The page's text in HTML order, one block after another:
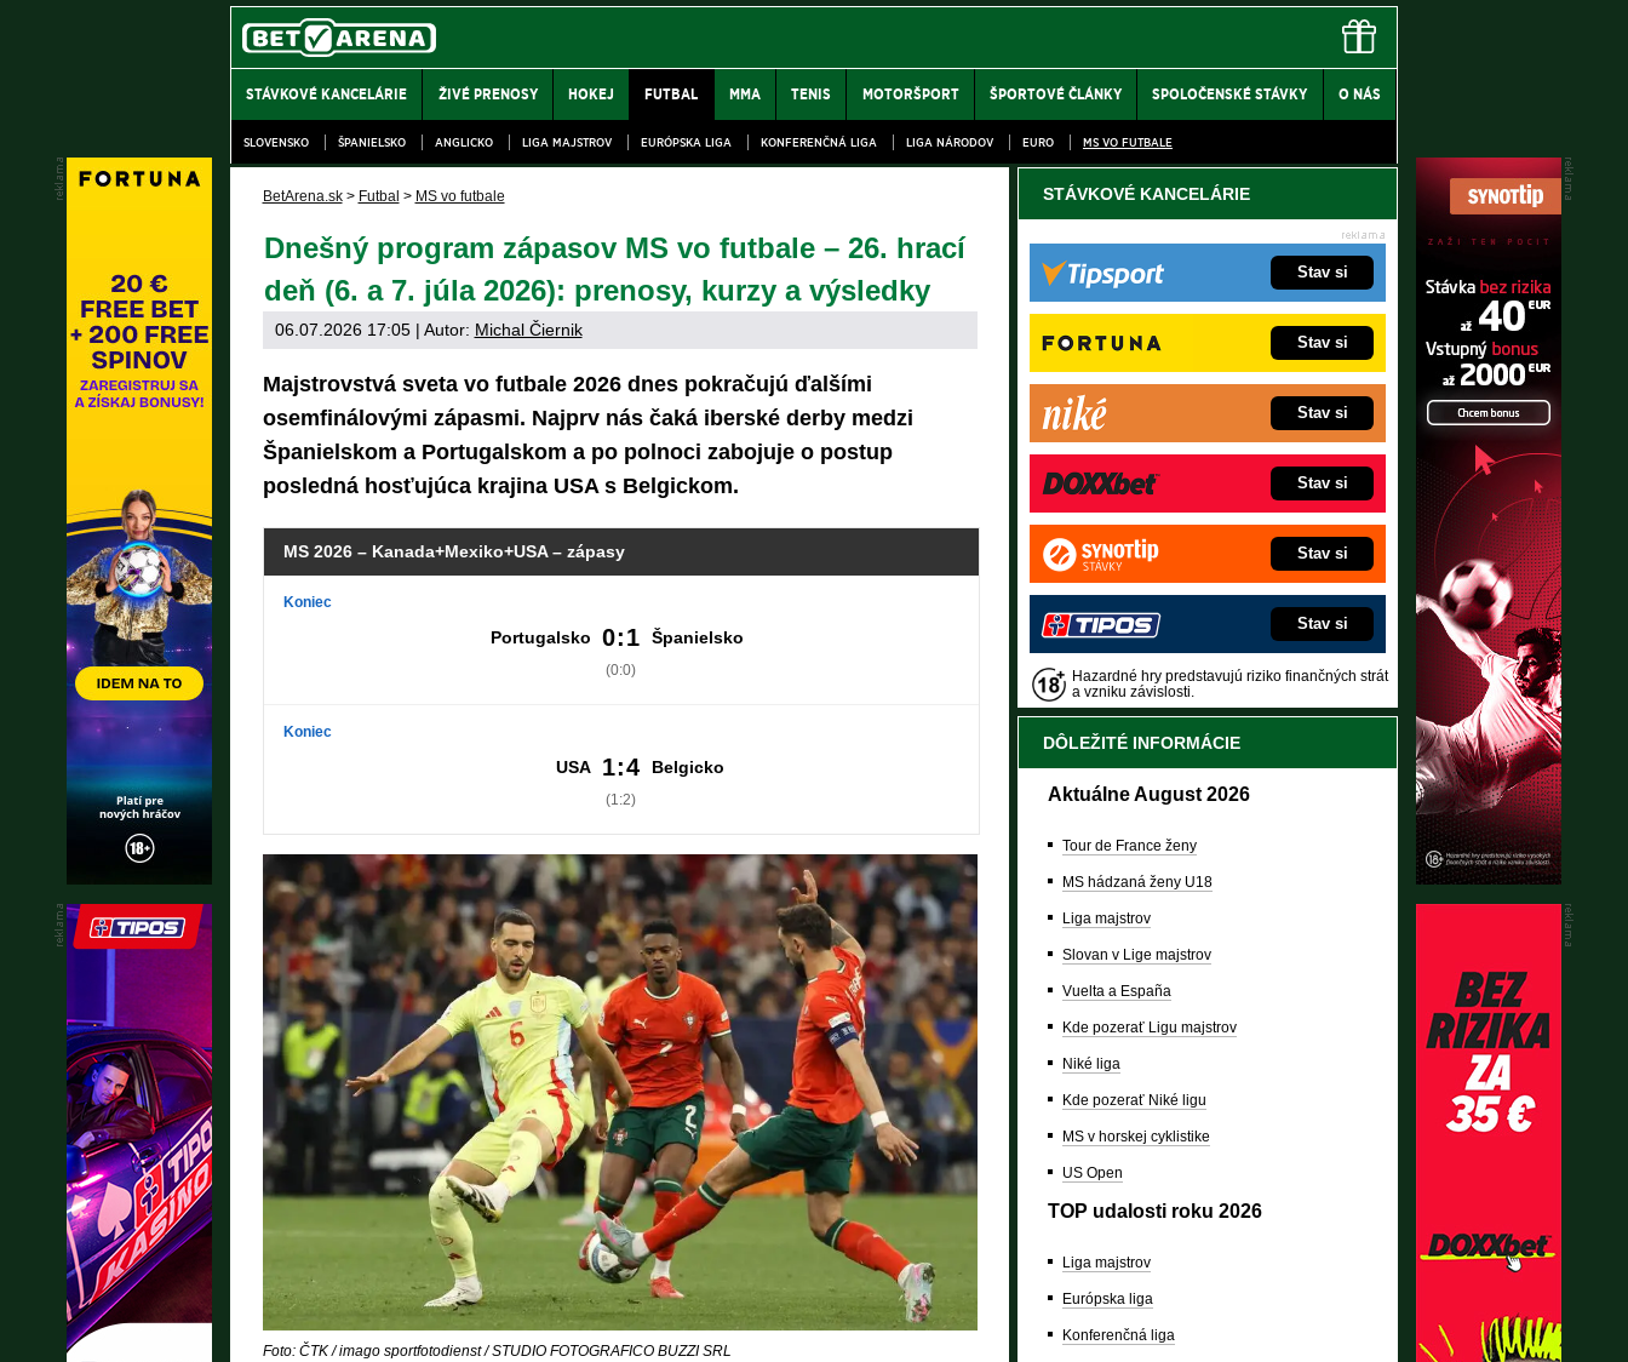
STÁVKOVÉ KANCELÁRIE ŽIVÉ PRENOSY HOKEJ FUTBAL MMA TENIS MOTORŠPORT ŠPORTOVÉ ČLÁNKY SPOLOČENSKÉ STÁVKY O NÁS
SLOVENSKO ŠPANIELSKO ANGLICKO LIGA MAJSTROV EURÓPSKA LIGA KONFERENČNÁ LIGA LIGA NÁRODOV EURO MS VO FUTBALE
BetArena.sk > Futbal > MS vo futbale
Dnešný program zápasov MS vo futbale – 26. hrací
deň (6. a 7. júla 2026): prenosy, kurzy a výsledky
06.07.2026 17:05| Autor: Michal Čiernik
Majstrovstvá sveta vo futbale 2026 dnes pokračujú ďalšími
osemfinálovými zápasmi. Najprv nás čaká iberské derby medzi
Španielskom a Portugalskom a po polnoci zabojuje o postup
posledná hosťujúca krajina USA s Belgickom.
MS 2026 – Kanada+Mexiko+USA – zápasy
Koniec
Portugalsko 0:1 Španielsko
(0:0)
Koniec
USA 1:4 Belgicko
(1:2)
Foto: ČTK / imago sportfotodienst / STUDIO FOTOGRAFICO BUZZI SRL
STÁVKOVÉ KANCELÁRIE
Stav si
Stav si
Stav si
Stav si
Stav si
Stav si
Hazardné hry predstavujú riziko finančných strát
a vzniku závislosti.
DÔLEŽITÉ INFORMÁCIE
Aktuálne August 2026
Tour de France ženy
MS hádzaná ženy U18
Liga majstrov
Slovan v Lige majstrov
Vuelta a España
Kde pozerať Ligu majstrov
Niké liga
Kde pozerať Niké ligu
MS v horskej cyklistike
US Open
TOP udalosti roku 2026
Liga majstrov
Európska liga
Konferenčná liga